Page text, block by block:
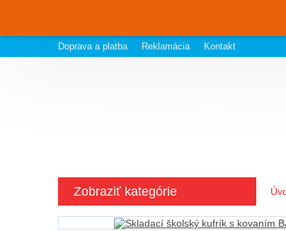
Doprava a platba Reklamácia Kontakt
Zobraziť kategórie